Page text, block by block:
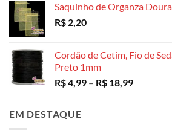
preço:
Saquinho de Organza
R$ 2,20
Cordão de Cetim, Fio de
Preto 1mm
R$4,99 – R$ 18,99Faixa
EM DESTAQUE